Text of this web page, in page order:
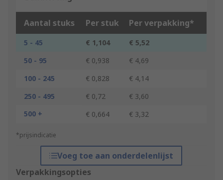
Aantal stuks Per stuk Per verpakking*
5 - 45 € 1,104
€ 5,52
50 - 95
€ 0,938
€ 4,69
100 - 245
€ 0,828
€ 4,14
250 - 495
€ 0,72
€ 3,60
500 +
€ 0,664 € 3,32
*prijsindicatie
Voeg toe aan onderdelenlijst
Verpakkingsopties